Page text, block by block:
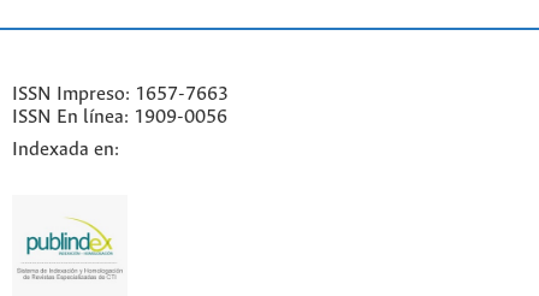
ISSN Impreso: 1657-7663
ISSN En línea: 1909-0056
Indexada en: